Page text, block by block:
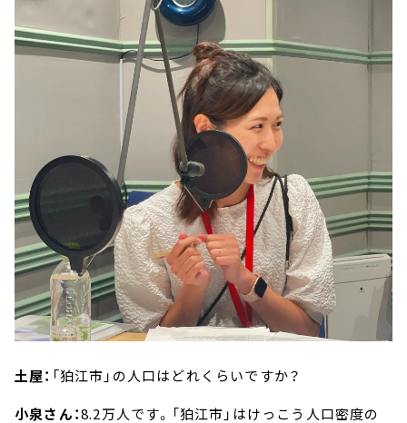
土屋： 「狛江市」の人口はどれくらいですか？
小泉さん：8.2万人です。「狛江市」はけっこう人口密度の